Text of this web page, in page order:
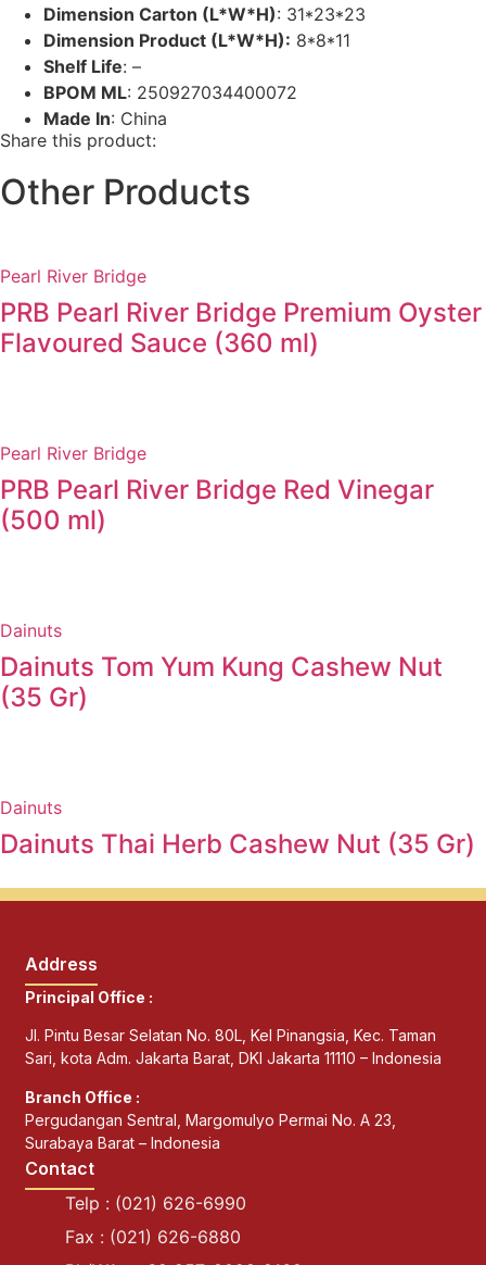
Dimension Carton (L*W*H): 31*23*23
Dimension Product (L*W*H): 8*8*11
Shelf Life: –
BPOM ML: 250927034400072
Made In: China
Share this product:
Other Products
Pearl River Bridge
PRB Pearl River Bridge Premium Oyster
Flavoured Sauce (360 ml)
Pearl River Bridge
PRB Pearl River Bridge Red Vinegar
(500 ml)
Dainuts
Dainuts Tom Yum Kung Cashew Nut
(35 Gr)
Dainuts
Dainuts Thai Herb Cashew Nut (35 Gr)
Address
Principal Office :
Jl. Pintu Besar Selatan No. 80L, Kel Pinangsia, Kec. Taman
Sari, kota Adm. Jakarta Barat, DKI Jakarta 11110 – Indonesia
Branch Office :
Pergudangan Sentral, Margomulyo Permai No. A 23,
Surabaya Barat – Indonesia
Contact
Telp : (021) 626-6990
Fax : (021) 626-6880